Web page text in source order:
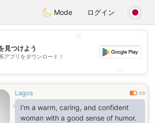
StatesDating
Mode ログイン
💕
見つけよう
アプリをダウンロード！
Lagos 0.5
I'm a warm, caring, and confident
woman with a good sense of humor.